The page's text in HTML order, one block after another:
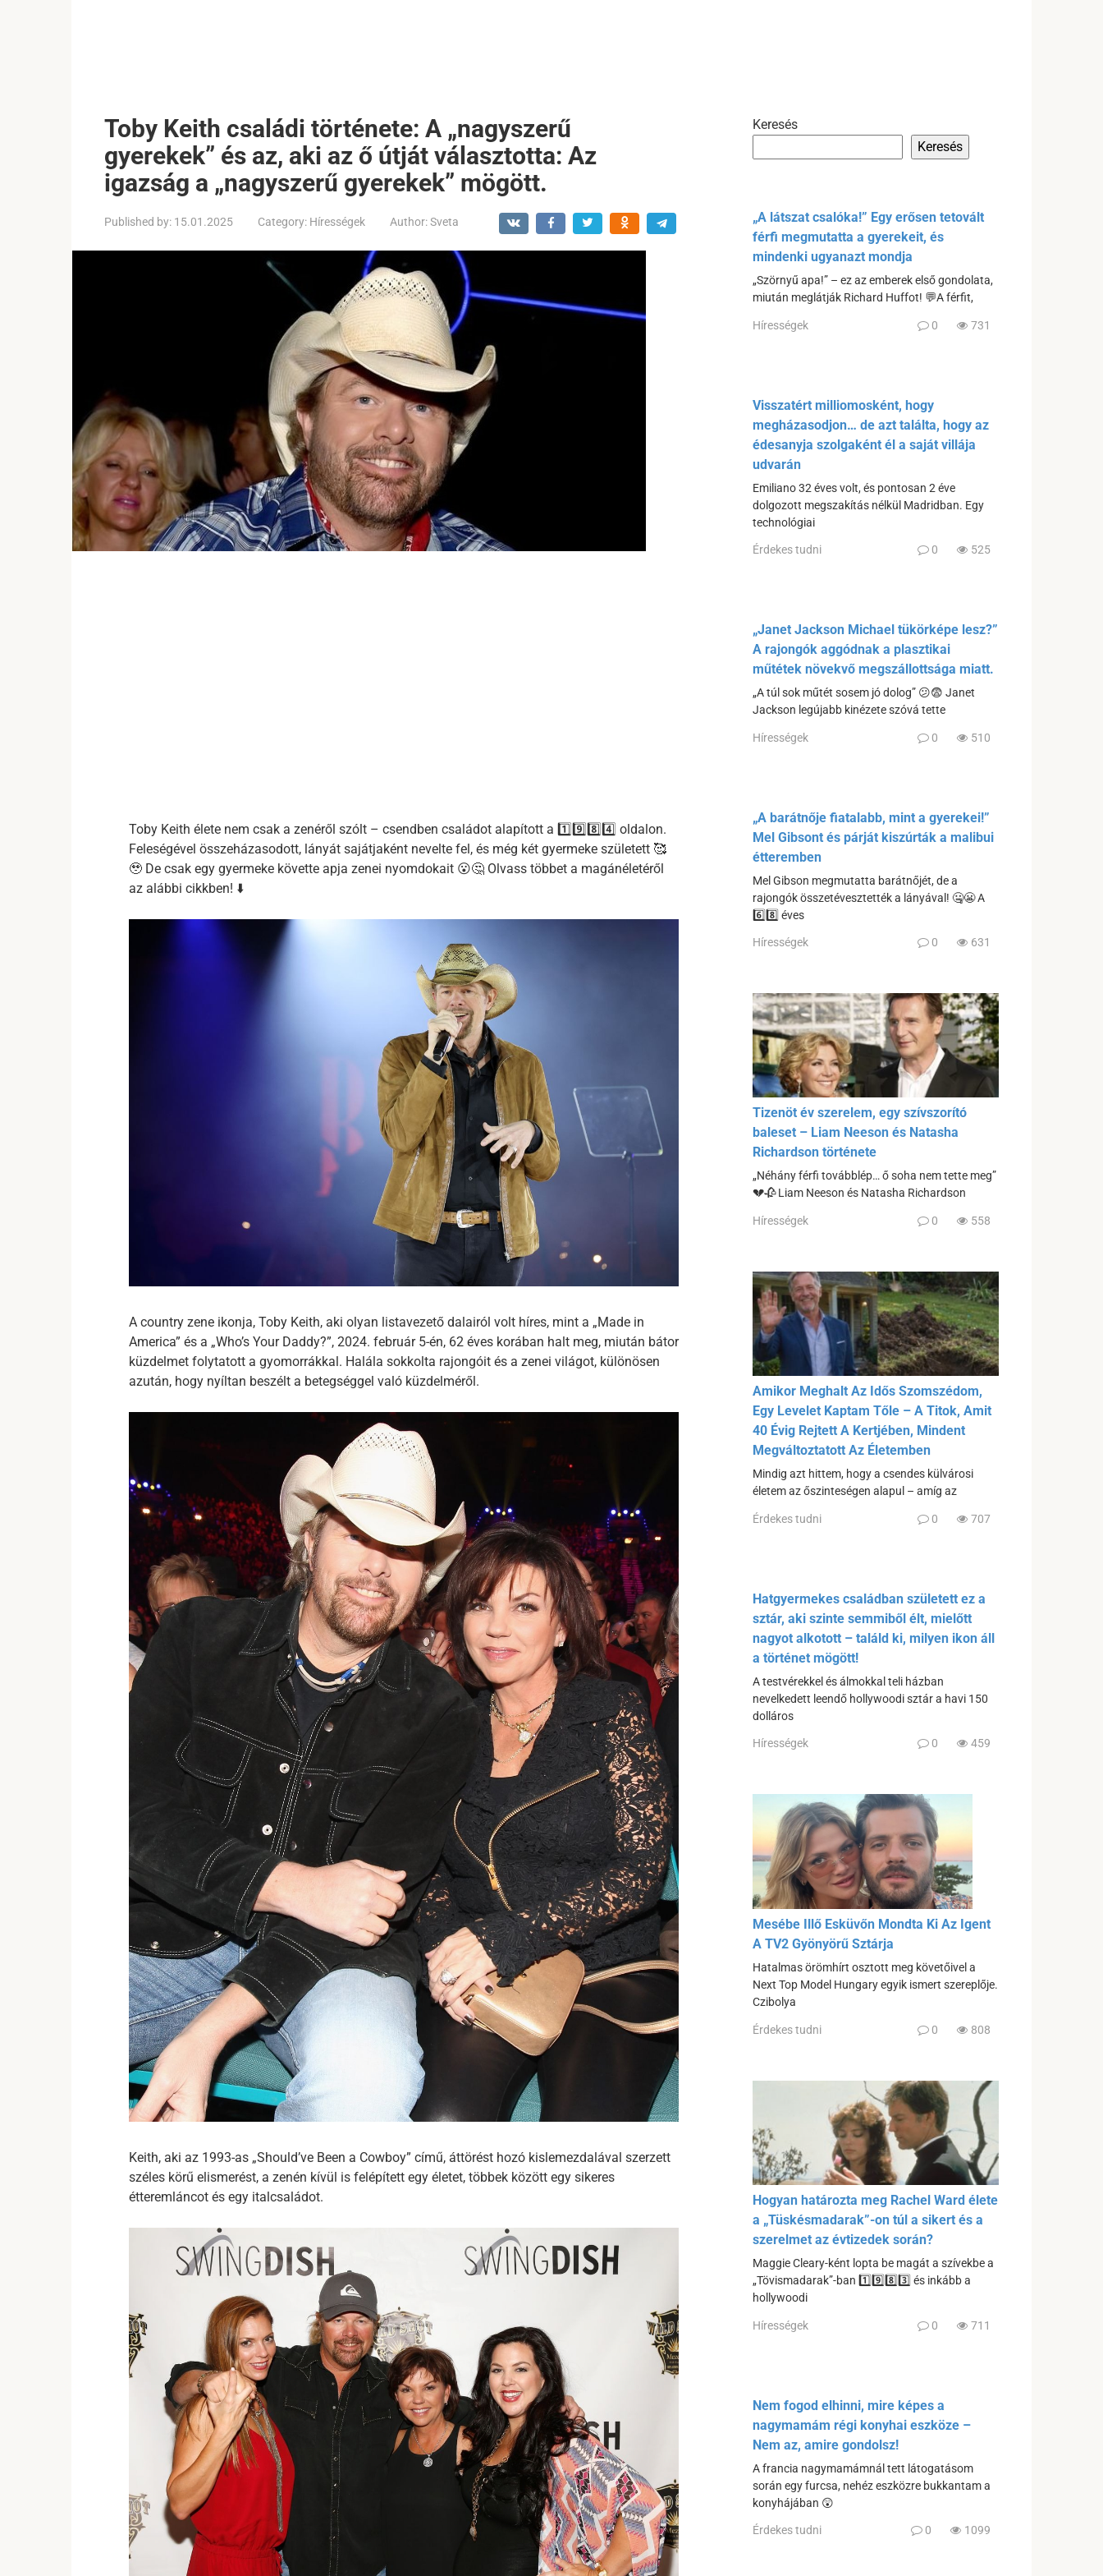
Toby Keith családi története: A „nagyszerű
gyerekek” és az, aki az ő útját választotta: Az
igazság a „nagyszerű gyerekek” mögött.
Published by: 15.01.2025 Category: Hírességek Author:Sveta
Toby Keith élete nem csak a zenéről szólt – csendben családot alapított a 1️⃣9️⃣8️⃣4️⃣ oldalon.
Feleségével összeházasodott, lányát sajátjaként nevelte fel, és még két gyermeke született 🥰
🥹 De csak egy gyermeke követte apja zenei nyomdokait 😮🤔 Olvass többet a magánéletéről
az alábbi cikkben! ⬇️
A country zene ikonja, Toby Keith, aki olyan listavezető dalairól volt híres, mint a „Made in
America” és a „Who’s Your Daddy?”, 2024. február 5-én, 62 éves korában halt meg, miután bátor
küzdelmet folytatott a gyomorrákkal. Halála sokkolta rajongóit és a zenei világot, különösen
azután, hogy nyíltan beszélt a betegséggel való küzdelméről.
Keith, aki az 1993-as „Should’ve Been a Cowboy” című, áttörést hozó kislemezdalával szerzett
széles körű elismerést, a zenén kívül is felépített egy életet, többek között egy sikeres
étteremláncot és egy italcsaládot.
Keresés
Keresés
„A látszat csalóka!” Egy erősen tetovált
férfi megmutatta a gyerekeit, és
mindenki ugyanazt mondja
„Szörnyű apa!” – ez az emberek első gondolata,
miután meglátják Richard Huffot! 💬A férfit,
Hírességek 0 731
Visszatért milliomosként, hogy
megházasodjon… de azt találta, hogy az
édesanyja szolgaként él a saját villája
udvarán
Emiliano 32 éves volt, és pontosan 2 éve
dolgozott megszakítás nélkül Madridban. Egy
technológiai
Érdekes tudni 0 525
„Janet Jackson Michael tükörképe lesz?”
A rajongók aggódnak a plasztikai
műtétek növekvő megszállottsága miatt.
„A túl sok műtét sosem jó dolog” 😕😨 Janet
Jackson legújabb kinézete szóvá tette
Hírességek 0 510
„A barátnője fiatalabb, mint a gyerekei!”
Mel Gibsont és párját kiszúrták a malibui
étteremben
Mel Gibson megmutatta barátnőjét, de a
rajongók összetévesztették a lányával! 🤐😬 A
6️⃣8️⃣ éves
Hírességek 0 631
Tizenöt év szerelem, egy szívszorító
baleset – Liam Neeson és Natasha
Richardson története
„Néhány férfi továbblép… ő soha nem tette meg”
💔🥀 Liam Neeson és Natasha Richardson
Hírességek 0 558
Amikor Meghalt Az Idős Szomszédom,
Egy Levelet Kaptam Tőle – A Titok, Amit
40 Évig Rejtett A Kertjében, Mindent
Megváltoztatott Az Életemben
Mindig azt hittem, hogy a csendes külvárosi
életem az őszinteségen alapul – amíg az
Érdekes tudni 0 707
Hatgyermekes családban született ez a
sztár, aki szinte semmiből élt, mielőtt
nagyot alkotott – találd ki, milyen ikon áll
a történet mögött!
A testvérekkel és álmokkal teli házban
nevelkedett leendő hollywoodi sztár a havi 150
dolláros
Hírességek 0 459
Mesébe Illő Esküvőn Mondta Ki Az Igent
A TV2 Gyönyörű Sztárja
Hatalmas örömhírt osztott meg követőivel a
Next Top Model Hungary egyik ismert szereplője.
Czibolya
Érdekes tudni 0 808
Hogyan határozta meg Rachel Ward élete
a „Tüskésmadarak”-on túl a sikert és a
szerelmet az évtizedek során?
Maggie Cleary-ként lopta be magát a szívekbe a
„Tövismadarak”-ban 1️⃣9️⃣8️⃣3️⃣ és inkább a
hollywoodi
Hírességek 0 711
Nem fogod elhinni, mire képes a
nagymamám régi konyhai eszköze –
Nem az, amire gondolsz!
A francia nagymamámnál tett látogatásom
során egy furcsa, nehéz eszközre bukkantam a
konyhájában 😲
Érdekes tudni 0 1099